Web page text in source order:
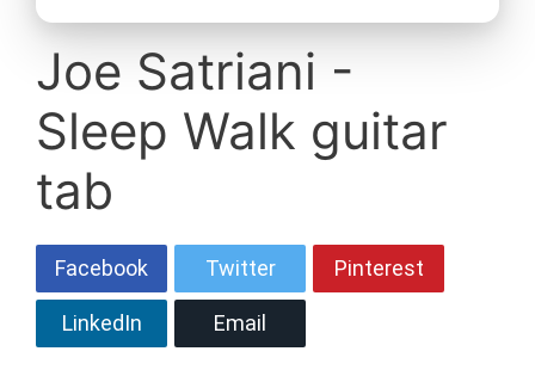
Joe Satriani -
Sleep Walk guitar
tab
Facebook Twitter Pinterest
LinkedIn Email